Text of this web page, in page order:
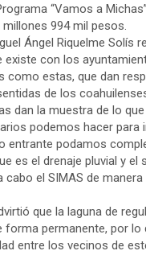
“Vamos a
994 mil pesos.
Ángel Riquelme Solís
existe con los
como estas, que dan
de los
dan la muestra de lo
podemos hacer para
entrante podamos
es el drenaje pluvial y el
cabo el SIMAS de manera
que la laguna de
forma permanente, por lo
entre los vecinos de